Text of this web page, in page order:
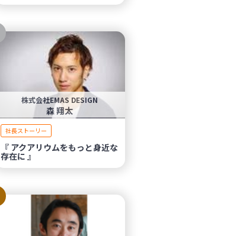
株式会社EMAS DESIGN
森 翔太
社長ストーリー
『 アクアリウムをもっと身近な
存在に 』